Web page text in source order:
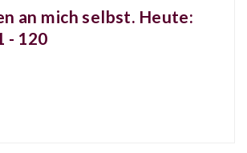
an mich selbst. Heute:
- 120